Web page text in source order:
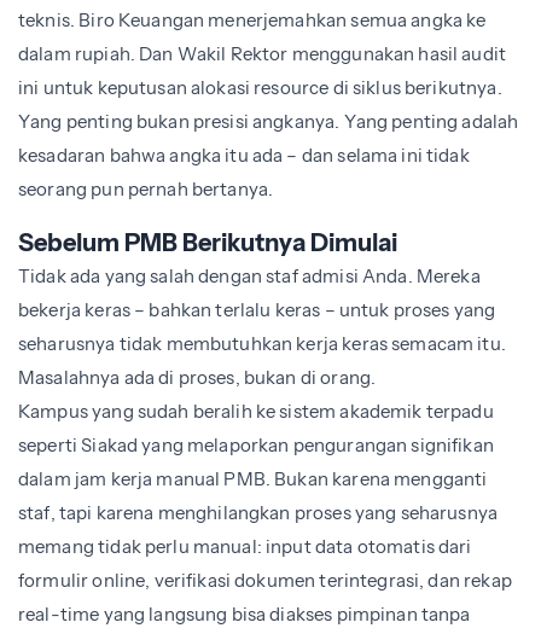
teknis. Biro Keuangan menerjemahkan semua angka ke
dalam rupiah. Dan Wakil Rektor menggunakan hasil audit
ini untuk keputusan alokasi resource di siklus berikutnya.
Yang penting bukan presisi angkanya. Yang penting adalah
kesadaran bahwa angka itu ada – dan selama ini tidak
seorang pun pernah bertanya.
Sebelum PMB Berikutnya Dimulai
Tidak ada yang salah dengan staf admisi Anda. Mereka
bekerja keras – bahkan terlalu keras – untuk proses yang
seharusnya tidak membutuhkan kerja keras semacam itu.
Masalahnya ada di proses, bukan di orang.
Kampus yang sudah beralih ke sistem akademik terpadu
seperti Siakad yang melaporkan pengurangan signifikan
dalam jam kerja manual PMB. Bukan karena mengganti
staf, tapi karena menghilangkan proses yang seharusnya
memang tidak perlu manual: input data otomatis dari
formulir online, verifikasi dokumen terintegrasi, dan rekap
real-time yang langsung bisa diakses pimpinan tanpa